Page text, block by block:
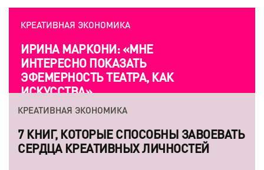
КРЕАТИВНАЯ ЭКОНОМИКА
ИРИНА МАРКОНИ: «МНЕ
ИНТЕРЕСНО ПОКАЗАТЬ
ЭФЕМЕРНОСТЬ ТЕАТРА, КАК
ИСКУССТВА»
КРЕАТИВНАЯ ЭКОНОМИКА
7 КНИГ, КОТОРЫЕ СПОСОБНЫ ЗАВОЕВАТЬ
СЕРДЦА КРЕАТИВНЫХ ЛИЧНОСТЕЙ